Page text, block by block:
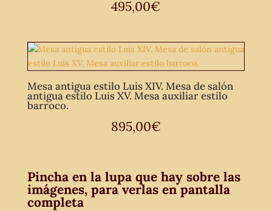
495,00€
Mesa antigua estilo Luis XIV. Mesa de salón
antigua estilo Luis XV. Mesa auxiliar estilo
barroco.
895,00€
Pincha en la lupa que hay sobre las
imágenes, para verlas en pantalla
completa